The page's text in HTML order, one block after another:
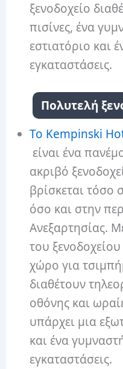
ξενοδοχείο
πισίνες, ένα
εστιατόριο και
εγκαταστάσεις.
Πολυτελή
Το Kempinski
είναι ένα
ακριβό
βρίσκεται τόσο
όσο και στην
Ανεξαρτησίας.
του
χώρο για
διαθέτουν
οθόνης και
υπάρχει μια
και ένα
εγκαταστάσεις.